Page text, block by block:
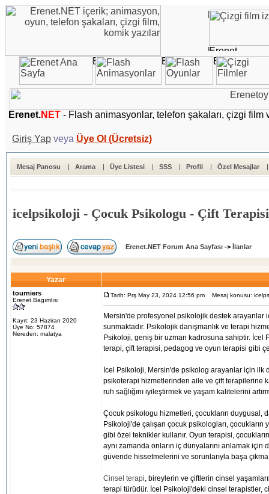
Erenet.NET - Flash animasyonlar, telefon şakaları, çizgi
Giriş Yap veya Üye Ol (Ücretsiz)
Mesaj Panosu | Arama | Üye Listesi | SSS | Profil | Özel Mesajlar
icelpsikoloji - Çocuk Psikologu - Çift Terapisi
Erenet.NET Forum Ana Sayfası -> İlanlar
Yazar
tourniers
Erenet Bagımlısı
Kayıt: 23 Haziran 2020
Üye No: 57874
Nereden: malatya
Tarih: Prş May 23, 2024 12:56 pm Mesaj konusu:
Mersin'de profesyonel psikolojik destek arayanlar
sunmaktadır. Psikolojik danışmanlık ve terapi
Psikoloji, geniş bir uzman kadrosuna sahiptir. İcel
terapi, çift terapisi, pedagog ve oyun terapisi gibi
İcel Psikoloji, Mersin'de psikolog arayanlar için ilk
psikoterapi hizmetlerinden aile ve çift terapilerine
ruh sağlığını iyileştirmek ve yaşam kalitelerini
Çocuk psikologu hizmetleri, çocukların duygusal,
Psikoloji'de çalışan çocuk psikologları,
gibi özel teknikler kullanır. Oyun terapisi,
aynı zamanda onların iç dünyalarını anlamak
güvende hissetmelerini ve sorunlarıyla başa
Cinsel terapi, bireylerin ve çiftlerin cinsel
terapi türüdür. İcel Psikoloji'deki cinsel terapistler,